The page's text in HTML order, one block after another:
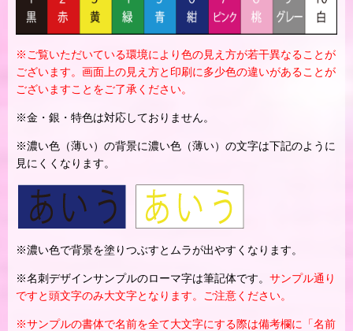
※ご覧いただいている環境により色の見え方が若干異なることが
ございます。画面上の見え方と印刷に多少色の違いがあることが
ございますことをご了承ください。
※金・銀・特色は対応しておりません。
※濃い色（薄い）の背景に濃い色（薄い）の文字は下記のように
見にくくなります。
※濃い色で背景を塗りつぶすとムラが出やすくなります。
※名刺デザインサンプルのローマ字は筆記体です。 サンプル通り
ですと頭文字のみ大文字となります。ご注意ください。
※サンプルの書体で名前を全て大文字にする際は備考欄に「名前